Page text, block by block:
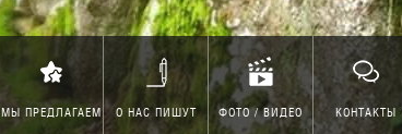
МЫ ПРЕДЛАГАЕМ О НАС ПИШУТ ФОТО / ВИДЕО КОНТАКТЫ